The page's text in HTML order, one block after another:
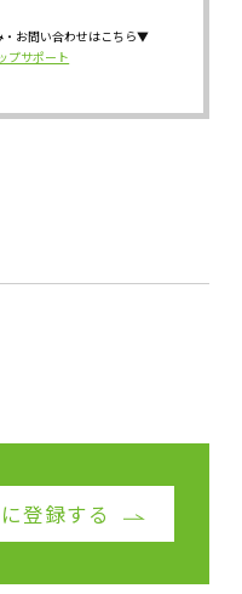
お問い合わせはこちら▼
プサポート
登録する